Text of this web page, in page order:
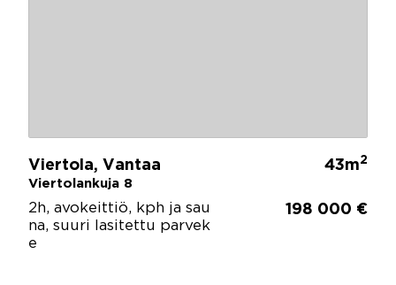
Viertola, Vantaa
Viertolankuja 8
43m2
2h, avokeittiö, kph ja sau
na, suuri lasitettu parvek
e
198 000 €